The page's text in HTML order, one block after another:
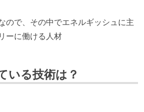
ので、その中でエネルギッシュに主
ーに働ける人材
いる技術は？